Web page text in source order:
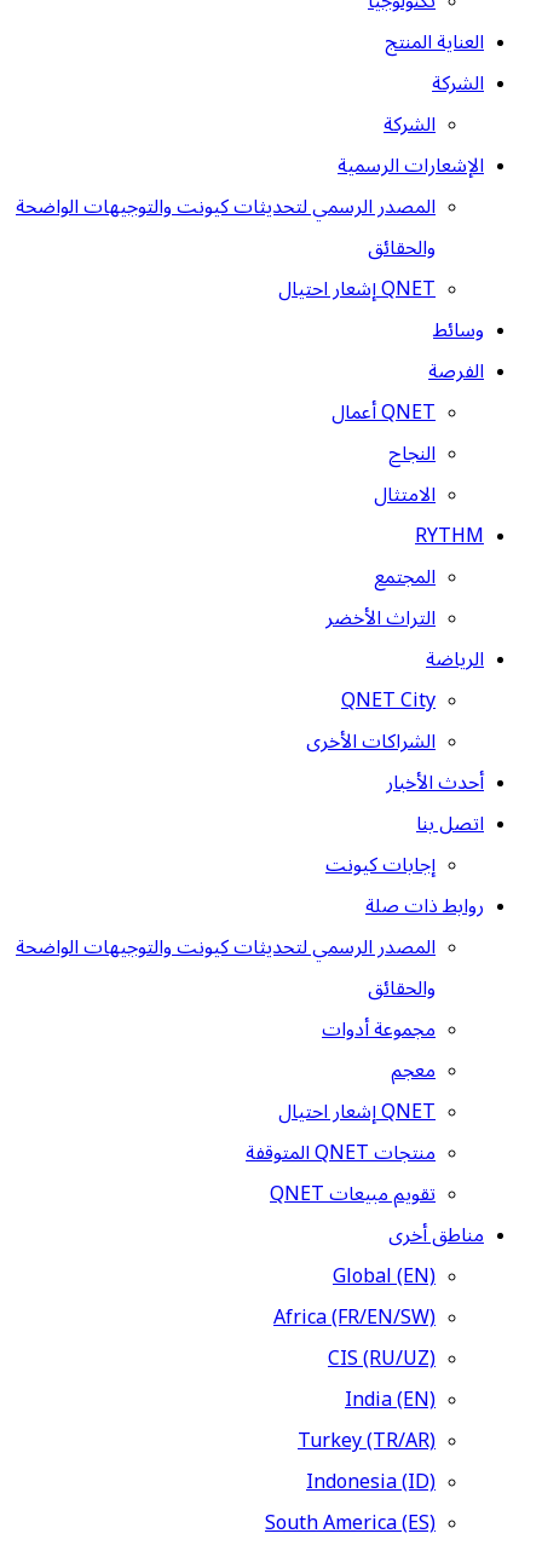
العناية المنتج
الشركة
الشركة
الإشعارات الرسمية
المصدر الرسمي لتحديثات كيونت والتوجيهات الواضحة
والحقائق
QNET إشعار احتيال
وسائط
الفرصة
QNET أعمال
النجاح
الامتثال
RYTHM
المجتمع
التراث الأخضر
الرياضة
QNET City
الشراكات الأخرى
أحدث الأخبار
اتصل بنا
إجابات كيونت
روابط ذات صلة
المصدر الرسمي لتحديثات كيونت والتوجيهات الواضحة
والحقائق
مجموعة أدوات
معجم
QNET إشعار احتيال
منتجات QNET المتوقفة
تقويم مبيعات QNET
مناطق أخرى
Global (EN)
Africa (FR/EN/SW)
CIS (RU/UZ)
India (EN)
Turkey (TR/AR)
Indonesia (ID)
South America (ES)